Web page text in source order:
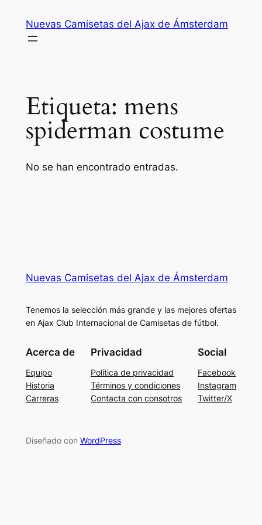
contenido
Nuevas Camisetas del Ajax de Ámsterdam
Etiqueta: mens
spiderman costume
No se han encontrado entradas.
Nuevas Camisetas del Ajax de Ámsterdam
Tenemos la selección más grande y las mejores ofertas
en Ajax Club Internacional de Camisetas de fútbol.
Acerca de
Equipo
Historia
Carreras
Privacidad
Política de privacidad
Términos y condiciones
Contacta con consotros
Social
Facebook
Instagram
Twitter/X
Diseñado con WordPress